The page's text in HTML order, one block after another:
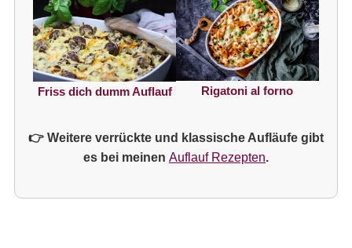
Friss dich dumm Auflauf Rigatoni al forno
👉 Weitere verrückte und klassische Aufläufe gibt
es bei meinen Auflauf Rezepten.